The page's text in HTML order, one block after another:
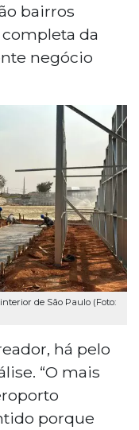
bairros
da
negócio
de São Paulo (Foto:
há pelo
“O mais
porque